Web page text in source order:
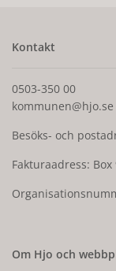
Kontakt
0503-350 00
kommunen@hjo.se
Besöks- och
Fakturaadress: Box
Om Hjo och